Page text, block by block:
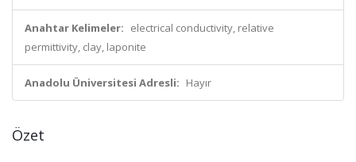
Anahtar Kelimeler: electrical conductivity, relative
permittivity, clay, laponite
Anadolu Üniversitesi Adresli: Hayır
Özet